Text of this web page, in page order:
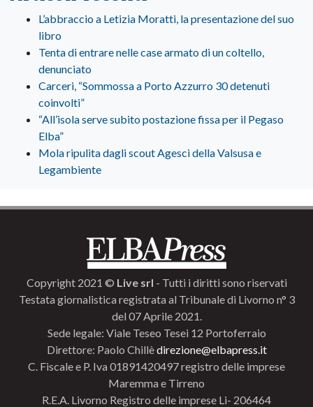
L’abbraccio a Letizia Moratti, la presentazione del suo
libro
Tenta di entrare nelle case armato di un coltello,
denunciato
Carceri, “Sommossa a Porto Azzurro 30 detenuti
coinvolti”
“All’isola serve subito postazione fissa per il Pegaso
Elba”
Mola ripulita dagli scout Agesci della Valsusa e
Legambiente
Copyright 2021 © Live srl - Tutti i diritti sono riservati
Testata giornalistica registrata al Tribunale di Livorno n° 3
del 07 Aprile 2021.
Sede legale: Viale Teseo Tesei 12 Portoferraio
Direttore: Paolo Chillèdirezione@elbapress.it
C. Fiscale e P. Iva 01891420497 registro delle imprese
Maremma e Tirreno
R.E.A. Livorno Registro delle imprese Li- 206464